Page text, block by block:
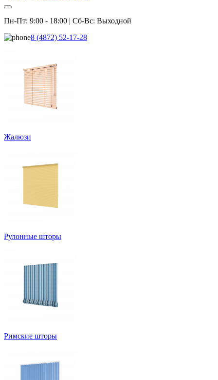
Пн-Пт: 9:00 - 18:00 | Сб-Вс: Выходной
8 (4872) 52-17-28
Жалюзи
Рулонные шторы
Римские шторы